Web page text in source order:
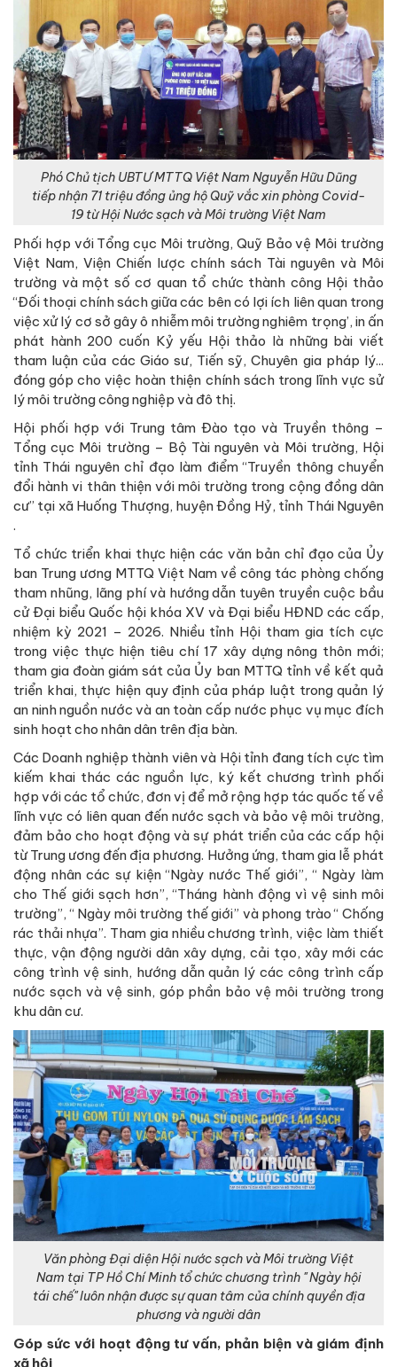
Phối hợp với Tổng cục Môi trường, Quỹ Bảo vệ Môi trường
Việt Nam, Viện Chiến lược chính sách Tài nguyên và Môi
trường và một số cơ quan tổ chức thành công Hội thảo
“Đối thoại chính sách giữa các bên có lợi ích liên quan trong
việc xử lý cơ sở gây ô nhiễm môi trường nghiêm trọng’, in ấn
phát hành 200 cuốn Kỷ yếu Hội thảo là những bài viết
tham luận của các Giáo sư, Tiến sỹ, Chuyên gia pháp lý...
đóng góp cho việc hoàn thiện chính sách trong lĩnh vực sử
lý môi trường công nghiệp và đô thị.
Hội phối hợp với Trung tâm Đào tạo và Truyền thông –
Tổng cục Môi trường – Bộ Tài nguyên và Môi trường, Hội
tỉnh Thái nguyên chỉ đạo làm điểm “Truyền thông chuyển
đổi hành vi thân thiện với môi trường trong cộng đồng dân
cư’’ tại xã Huống Thượng, huyện Đồng Hỷ, tỉnh Thái Nguyên
.
Tổ chức triển khai thực hiện các văn bản chỉ đạo của Ủy
ban Trung ương MTTQ Việt Nam về công tác phòng chống
tham nhũng, lãng phí và hướng dẫn tuyên truyền cuộc bầu
cử Đại biểu Quốc hội khóa XV và Đại biểu HĐND các cấp,
nhiệm kỳ 2021 – 2026. Nhiều tỉnh Hội tham gia tích cực
trong việc thực hiện tiêu chí 17 xây dựng nông thôn mới;
tham gia đoàn giám sát của Ủy ban MTTQ tỉnh về kết quả
triển khai, thực hiện quy định của pháp luật trong quản lý
an ninh nguồn nước và an toàn cấp nước phục vụ mục đích
sinh hoạt cho nhân dân trên địa bàn.
Các Doanh nghiệp thành viên và Hội tỉnh đang tích cực tìm
kiếm khai thác các nguồn lực, ký kết chương trình phối
hợp với các tổ chức, đơn vị để mở rộng hợp tác quốc tế về
lĩnh vực có liên quan đến nước sạch và bảo vệ môi trường,
đảm bảo cho hoạt động và sự phát triển của các cấp hội
từ Trung ương đến địa phương. Hưởng ứng, tham gia lễ phát
động nhân các sự kiện “Ngày nước Thế giới”, “ Ngày làm
cho Thế giới sạch hơn”, “Tháng hành động vì vệ sinh môi
trường”, “ Ngày môi trường thế giới” và phong trào “ Chống
rác thải nhựa”. Tham gia nhiều chương trình, việc làm thiết
thực, vận động người dân xây dựng, cải tạo, xây mới các
nước sạch và vệ sinh, góp phần bảo vệ môi trường trong
khu dân cư.
Văn phòng Đại diện Hội nước sạch và Môi trường Việt
Nam tại TP Hồ Chí Minh tổ chức chương trình " Ngày hội
tái chế" luôn nhận được sự quan tâm của chính quyền địa
phương và người dân
Góp sức với hoạt động tư vấn, phản biện và giám định
xã hội
Hội Nước sạch và Môi trường Việt Nam tham gia phản biện,
xây dựng chính sách pháp luật vào Dự thảo “Quy hoạch Tài
nguyên nước giai đoạn 2021 – 2030”. Cụ thể, trong Dự thảo
Quy hoạch, Hội đã đóng góp ý kiến bổ sung thêm nhiệm vụ:
“Nâng cao hiệu quả quản lý Tài nguyên và Môi trường nước
dựa vào cộng đồng” do Mặt trận Tổ quốc Việt Nam chủ trì,
trong đó Hội Nước sạch và Môi trường Việt Nam là thành
viên.
Tham dự Hội thảo khởi động xây dựng Luật Tài nguyên
nước (sửa đổi) do Cục Quản lý Tài nguyên nước, Bộ Tài
nguyên và Môi trường tổ chức.
Hội đang thực hiện Đề tài cấp Bộ về: Nghiên cứu cơ sở lý
luận, thực tiễn Đánh giá tác động môi trường của Dự án đầu
tư đến di sản thiên nhiên và đề xuất các quy định quản lý.
Đề xuất một số nhiệm vụ trình các Ban chuyên môn của
Liên hiệp Hội Việt Nam phê duyệt, gồm: 1.“ Nâng cao hiệu
quả quản lý chất lượng môi trường nước lưu vực sông với sự
Hưng Hải”; 2.“Cơ chế, giải pháp nâng cao hiệu quả thực thi